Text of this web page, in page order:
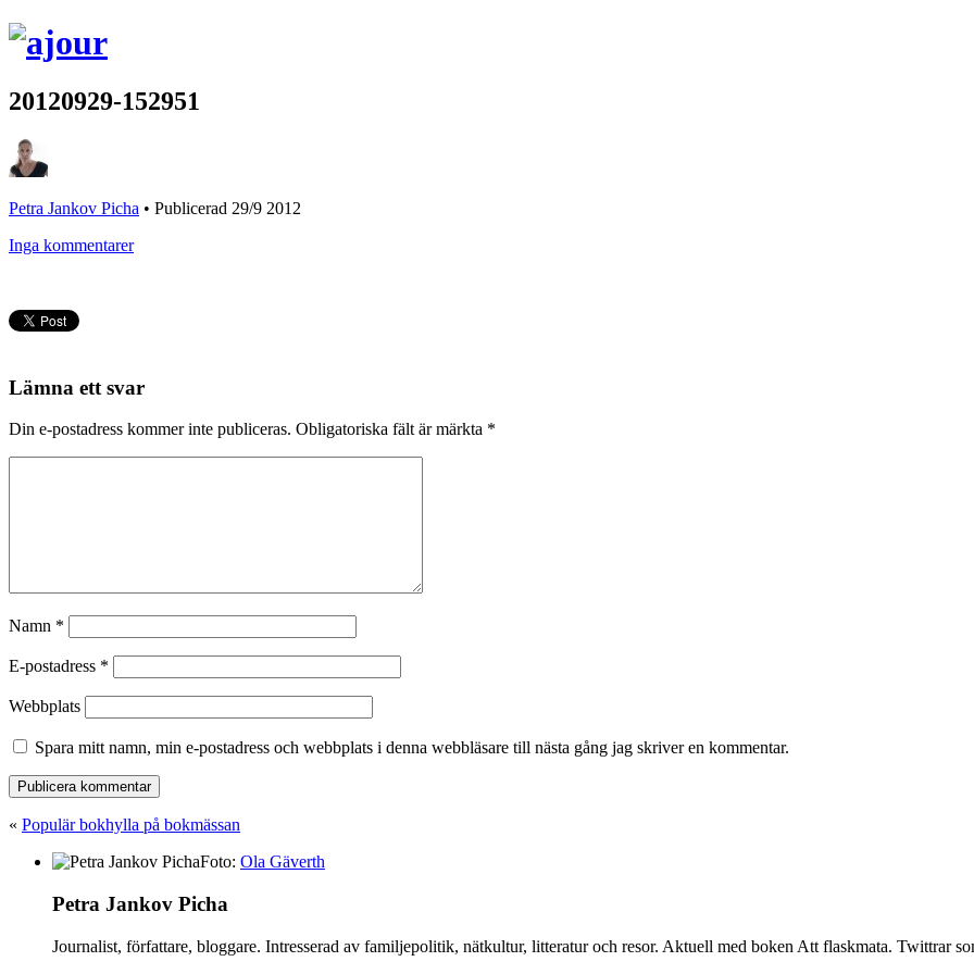
20120929-152951
Petra Jankov Picha • Publicerad 29/9 2012
Inga kommentarer
Lämna ett svar
Din e-postadress kommer inte publiceras. Obligatoriska fält är märkta *
Namn *
E-postadress *
Webbplats
Spara mitt namn, min e-postadress och webbplats i denna webbläsare till nästa gång jag skriver en kommentar.
« Populär bokhylla på bokmässan
Foto: Ola Gäverth
Petra Jankov Picha
Journalist, författare, bloggare. Intresserad av familjepolitik, nätkultur, litteratur och resor. Aktuell med boken Att flaskmata. Twittrar